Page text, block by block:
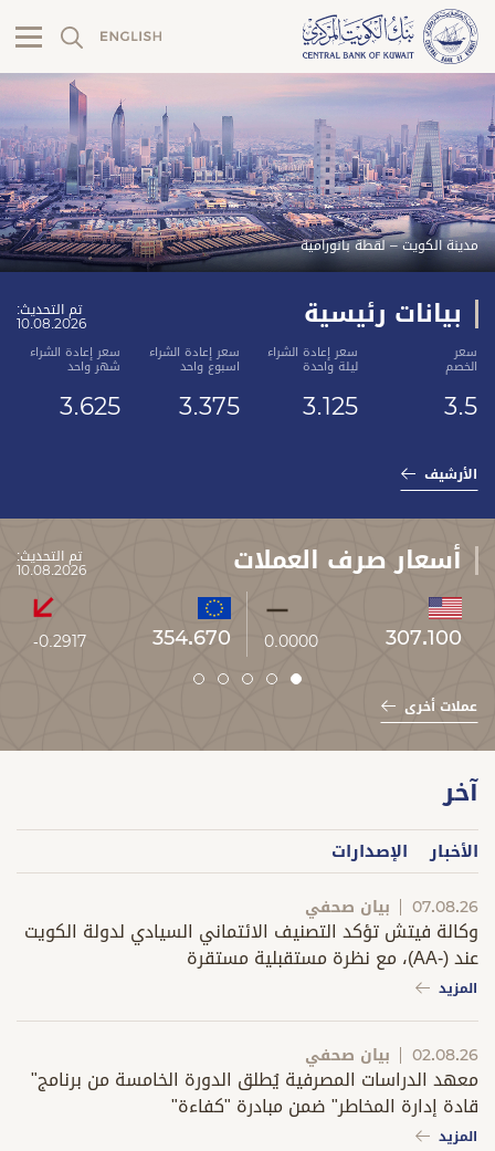
مدينة الكويت – لقطة بانورامية
بنك الكويت المركزي
حرفة يدوية قديمة (سف الخوص)
Kuwait
بنك الكويت المركزي (الردهة)
بيانات رئيسية تم التحديث:
10.08.2026
سعر
الخصم
3.5
سعر إعادة الشراء
ليلة واحدة
3.125
سعر إعادة الشراء
اسبوع واحد
3.375
سعر إعادة الشراء
شهر واحد
3.625
الأرشيف
أسعار صرف العملات تم التحديث:
10.08.2026
307.100
0.0000
354.670
-0.2917
عملات أخرى
آخر
الأخبار الإصدارات
07.08.26 بيان صحفي
وكالة فيتش تؤكد التصنيف الائتماني السيادي لدولة الكويت
عند (-AA)، مع نظرة مستقبلية مستقرة
المزيد
02.08.26 بيان صحفي
معهد الدراسات المصرفية يُطلق الدورة الخامسة من برنامج"
قادة إدارة المخاطر" ضمن مبادرة "كفاءة"
المزيد